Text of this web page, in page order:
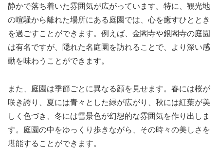
静かで落ち着いた雰囲気が広がっています。特に、観光地
の喧騒から離れた場所にある庭園では、心を癒すひととき
を過ごすことができます。例えば、金閣寺や銀閣寺の庭園
は有名ですが、隠れた名庭園を訪れることで、より深い感
動を味わうことができます。
また、庭園は季節ごとに異なる顔を見せます。春には桜が
咲き誇り、夏には青々とした緑が広がり、秋には紅葉が美
しく色づき、冬には雪景色が幻想的な雰囲気を作り出しま
す。庭園の中をゆっくり歩きながら、その時々の美しさを
堪能することができます。